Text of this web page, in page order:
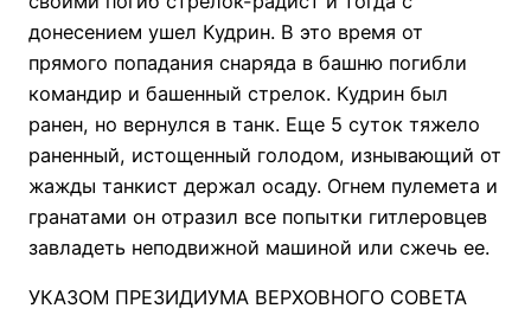
донесением ушел Кудрин. В это время от
прямого попадания снаряда в башню погибли
командир и башенный стрелок. Кудрин был
ранен, но вернулся в танк. Еще 5 суток тяжело
раненный, истощенный голодом, изнывающий от
жажды танкист держал осаду. Огнем пулемета и
гранатами он отразил все попытки гитлеровцев
завладеть неподвижной машиной или сжечь ее.
УКАЗОМ ПРЕЗИДИУМА ВЕРХОВНОГО СОВЕТА